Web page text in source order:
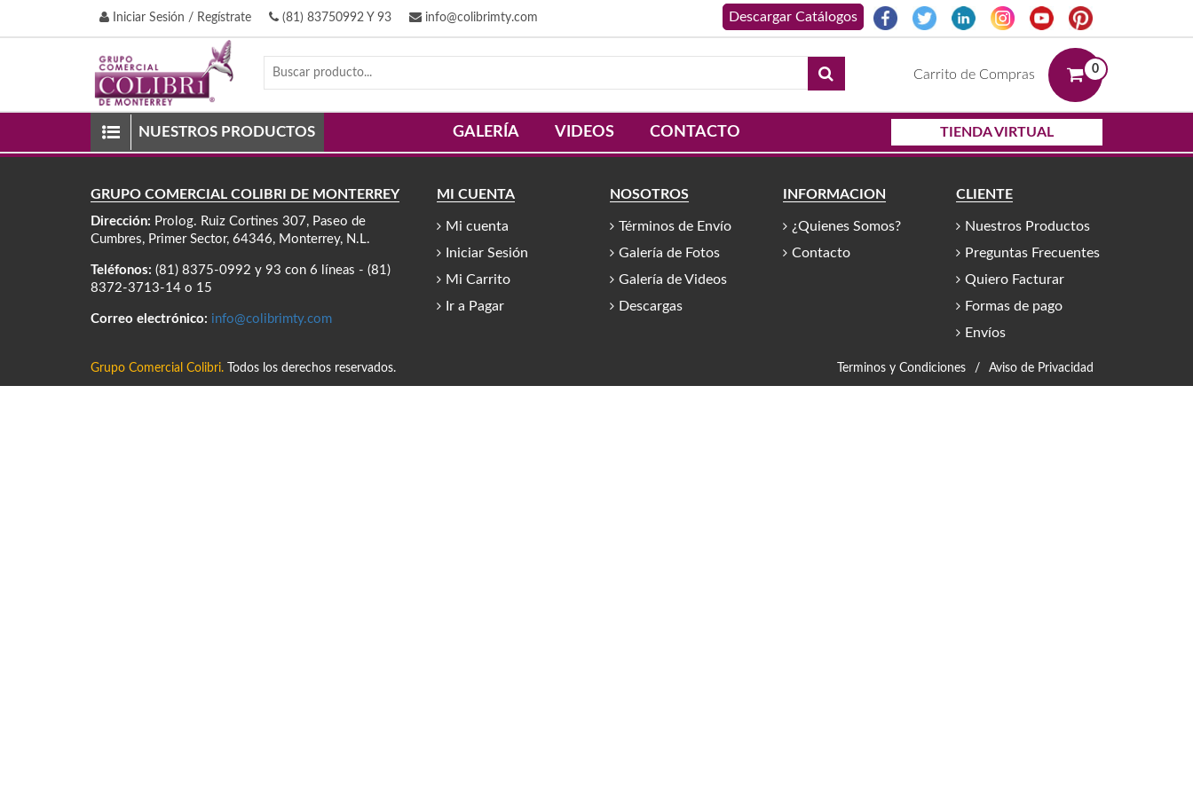
Iniciar Sesión / Regístrate (81) 83750992 Y 93 info@colibrimty.com
Carrito de Compras 0
NUESTROS PRODUCTOS GALERÍA VIDEOS CONTACTO TIENDA VIRTUAL
GRUPO COMERCIAL COLIBRÍ DE MONTERREY
Dirección: Prolog. Ruiz Cortines 307, Paseo de
Cumbres, Primer Sector, 64346, Monterrey, N.L.
Teléfonos: (81) 8375-0992 y 93 con 6 líneas - (81)
8372-3713-14 o 15
Correo electrónico: info@colibrimty.com
MI CUENTA
Mi cuenta
Iniciar Sesión
Mi Carrito
Ir a Pagar
NOSOTROS
Términos de Envío
Galería de Fotos
Galería de Videos
Descargas
INFORMACIÓN
¿Quienes Somos?
Contacto
CLIENTE
Nuestros Productos
Preguntas Frecuentes
Quiero Facturar
Formas de pago
Envíos
Grupo Comercial Colibri. Todos los derechos reservados. Aviso de Privacidad
/
Terminos y Condiciones